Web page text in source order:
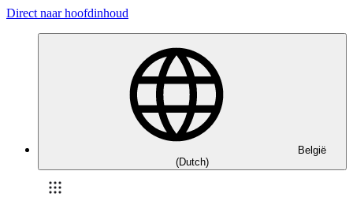
Direct naar hoofdinhoud
België
(Dutch)